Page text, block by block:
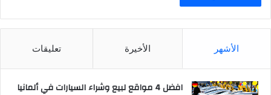
الأشهر الأخيرة تعليقات
افضل 4 مواقع لبيع وشراء السيارات في ألمانيا